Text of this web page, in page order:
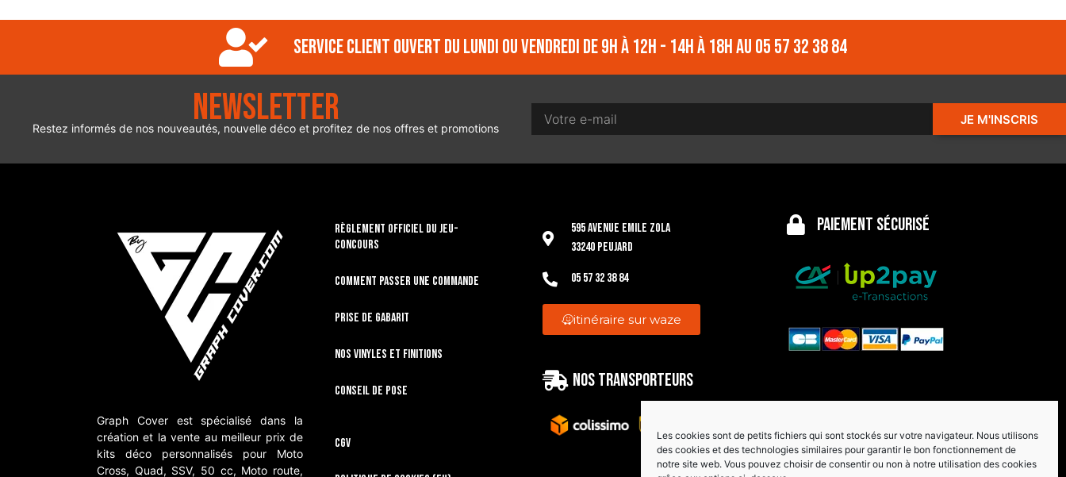
Les cookies sont de petits fichiers qui sont stockés sur votre navigateur. Nous utilisons
des cookies et des technologies similaires pour garantir le bon fonctionnement de
notre site web. Vous pouvez choisir de consentir ou non à notre utilisation des cookies
Service client ouvert du lundi ou vendredi de 9h à 12h - 14h à 18h au 05 57 32 38 84
Newsletter
Restez informés de nos nouveautés, nouvelle déco et profitez de nos offres et promotions
JE M'INSCRIS
Graph Cover est spécialisé dans la
création et la vente au meilleur prix de
kits déco personnalisés pour Moto
Cross, Quad, SSV, 50 cc, Moto route,
RÈGLEMENT OFFICIEL DU JEU-
CONCOURS
Comment passer une commande
Prise de gabarit
Nos vinyles et finitions
Conseil de pose
CGV
595 Avenue Emile Zola
33240 Peujard
05 57 32 38 84
itinéraire sur waze
Nos transporteurs
Paiement sécurisé